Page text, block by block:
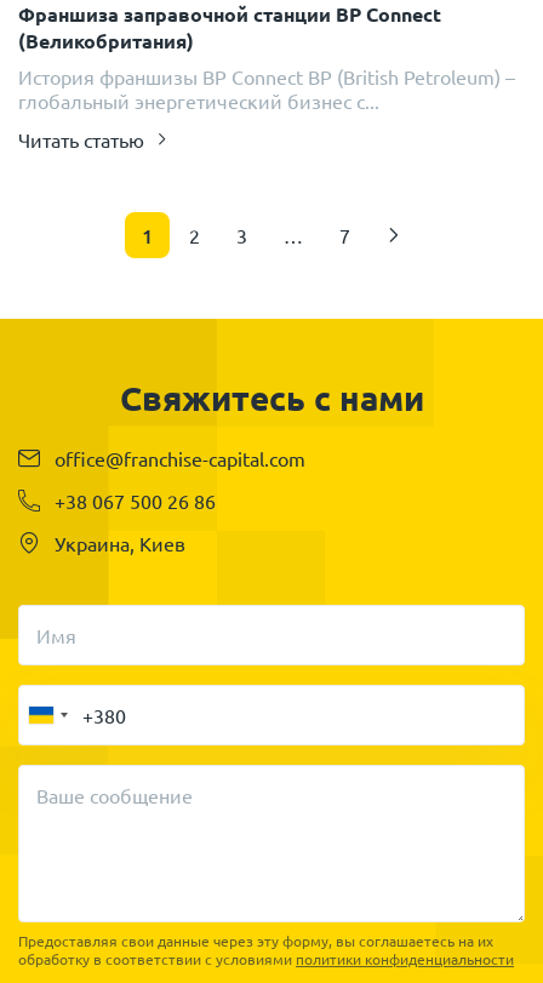
Франшиза заправочной станции BP Connect
(Великобритания)
История франшизы BP Connect BP (British Petroleum) –
глобальный энергетический бизнес с...
Читать статью
1 2 3 … 7
Свяжитесь с нами
office@franchise-capital.com
+38 067 500 26 86
Украина, Киев
Имя
Ваше сообщение
Предоставляя свои данные через эту форму, вы соглашаетесь на их
обработку в соответствии с условиями политики конфиденциальности